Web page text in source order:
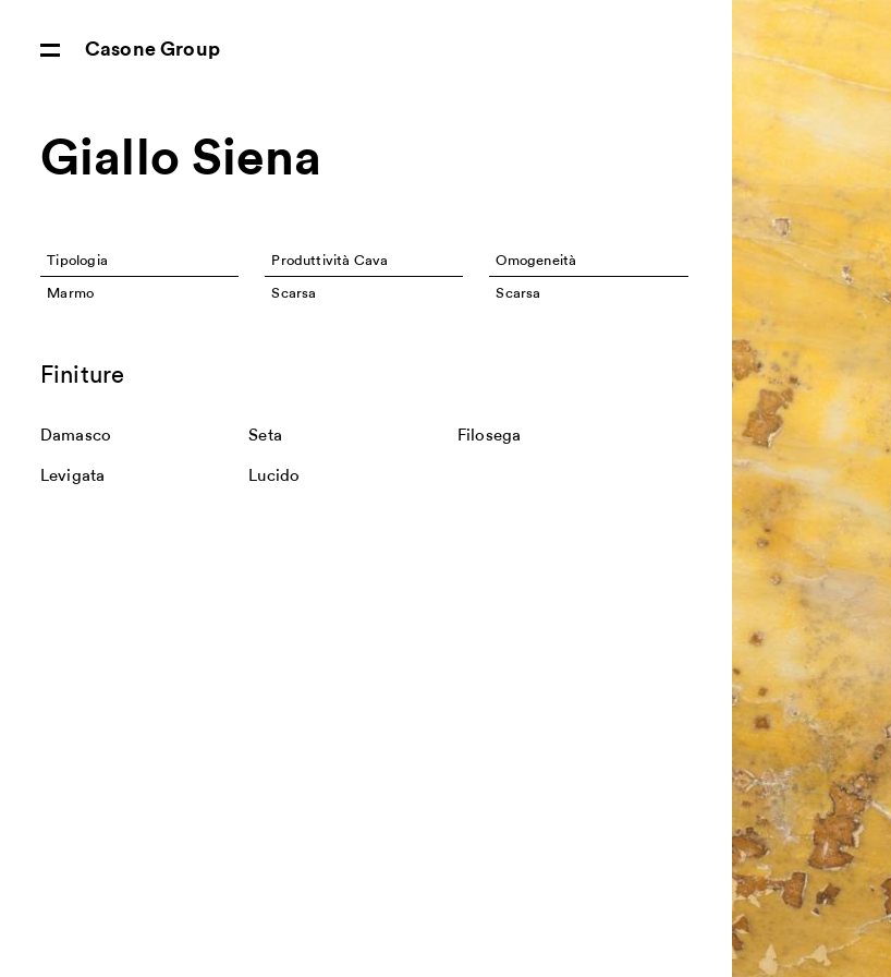
Casone Group
Giallo Siena
Tipologia
Marmo
Produttività Cava
Scarsa
Omogeneità
Scarsa
Finiture
Damasco Seta Filosega
Levigata Lucido